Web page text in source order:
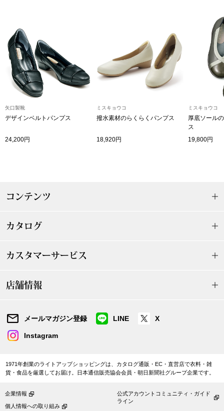
ビー
ーブルウェア
ズ
ウオッチ
ネックレス
その他
サングラス／
矢口製靴
デザインベルトパンプス
24,200円
ミスキョウコ
撥水素材のらくらくパンプス
18,920円
ミスキョウコ
厚底ソール
ス
19,800円
コンテンツ
カタログ
カスタマーサービス
店舗情報
メールマガジン登録 LINE X
Instagram
1971年創業のライトアップショッピングは、カタログ通販・EC・直営店で衣料・雑
貨・食品を厳選してお届け。日本通信販売協会会員・朝日新聞社グループ企業です。
企業情報
個人情報への取り組み
公式アカウントコミュニティ・ガイド
ライン